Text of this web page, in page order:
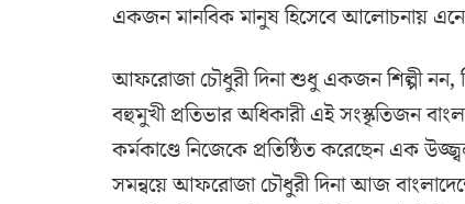
একজন মানবিক মানুষ হিসেবে আলোচনায়
আফরোজা চৌধুরী দিনা শুধু একজন শিল্পী নন,
বহুমুখী প্রতিভার অধিকারী এই সংস্কৃতিজন
কর্মকাণ্ডে নিজেকে প্রতিষ্ঠিত করেছেন এক
সমন্বয়ে আফরোজা চৌধুরী দিনা আজ